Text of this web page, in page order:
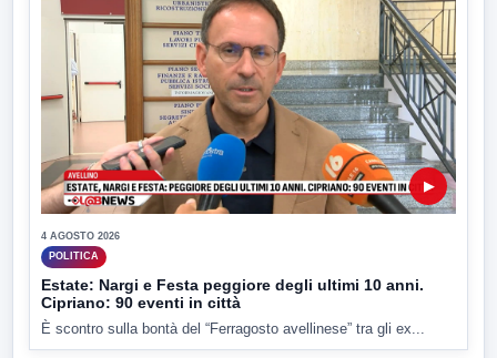
▶
4 AGOSTO 2026
POLITICA
Estate: Nargi e Festa peggiore degli ultimi 10 anni.
Cipriano: 90 eventi in città
È scontro sulla bontà del “Ferragosto avellinese” tra gli ex...